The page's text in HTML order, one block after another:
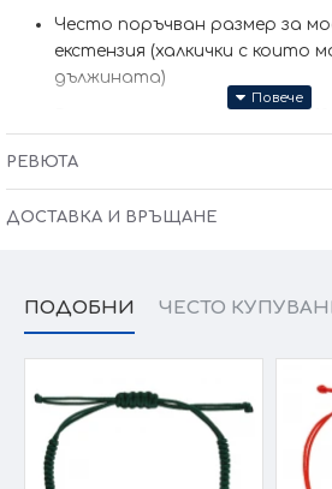
Често поръчван размер за
екстензия (халкички с които
дължината)
Тегло: 3,63 гр за размер 40+2см
Колието може да бъде
размер (запишете в
Kрайната цена и теглото може
При онлайн поръчка, ще се
всички характеристики и
РЕВЮТА
ДОСТАВКА И ВРЪЩАНЕ
ПОДОБНИ ЧЕСТО